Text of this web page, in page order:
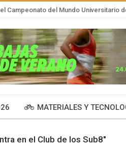
Campeonato del Mundo Universitario
MATERIALES Y
en el Club de los Sub8"